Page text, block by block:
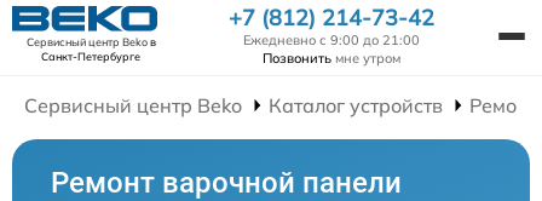
Сервисный центр Bekoв
Санкт-Петербурге
+7 (812) 214-73-42
Ежедневно с 9:00 до 21:00
Позвонить мне утром
Сервисный центр Beko Каталог устройств
Ремонт варочной панели